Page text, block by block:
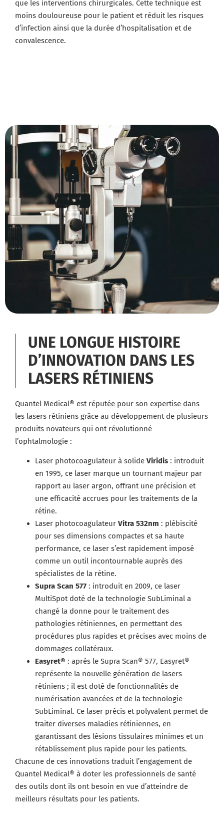
que les interventions chirurgicales. Cette technique est
moins douloureuse pour le patient et réduit les risques
d’infection ainsi que la durée d’hospitalisation et de
convalescence.
UNE LONGUE HISTOIRE
D’INNOVATION DANS LES
LASERS RÉTINIENS
Quantel Medical® est réputée pour son expertise dans
les lasers rétiniens grâce au développement de plusieurs
produits novateurs qui ont révolutionné
l’ophtalmologie :
Laser photocoagulateur à solide Viridis : introduit
en 1995, ce laser marque un tournant majeur par
rapport au laser argon, offrant une précision et
une efficacité accrues pour les traitements de la
rétine.
Laser photocoagulateur Vitra 532nm : plébiscité
pour ses dimensions compactes et sa haute
performance, ce laser s’est rapidement imposé
comme un outil incontournable auprès des
spécialistes de la rétine.
Supra Scan 577 : introduit en 2009, ce laser
MultiSpot doté de la technologie SubLiminal a
changé la donne pour le traitement des
pathologies rétiniennes, en permettant des
procédures plus rapides et précises avec moins de
dommages collatéraux.
Easyret® : après le Supra Scan® 577, Easyret®
représente la nouvelle génération de lasers
rétiniens ; il est doté de fonctionnalités de
numérisation avancées et de la technologie
SubLiminal. Ce laser précis et polyvalent permet de
traiter diverses maladies rétiniennes, en
garantissant des lésions tissulaires minimes et un
rétablissement plus rapide pour les patients.
Chacune de ces innovations traduit l’engagement de
Quantel Medical® à doter les professionnels de santé
des outils dont ils ont besoin en vue d’atteindre de
meilleurs résultats pour les patients.